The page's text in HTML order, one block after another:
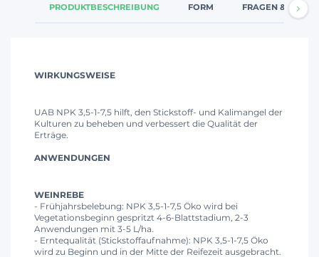
PRODUKTBESCHREIBUNG FORM FRAGEN &
WIRKUNGSWEISE
UAB NPK 3,5-1-7,5 hilft, den Stickstoff- und Kalimangel der
Kulturen zu beheben und verbessert die Qualität der
Erträge.
ANWENDUNGEN
WEINREBE
- Frühjahrsbelebung: NPK 3,5-1-7,5 Öko wird bei
Vegetationsbeginn gespritzt 4-6-Blattstadium, 2-3
Anwendungen mit 3-5 L/ha.
- Erntequalität (Stickstoffaufnahme): NPK 3,5-1-7,5 Öko
wird zu Beginn und in der Mitte der Reifezeit ausgebracht.